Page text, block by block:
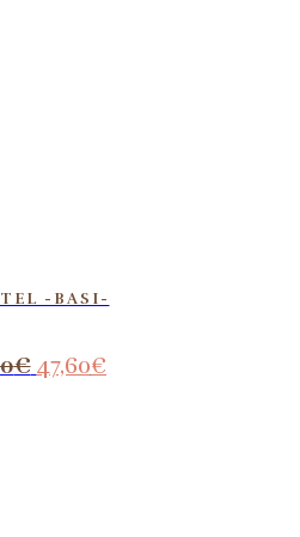
-BASI-
€ 47,60€